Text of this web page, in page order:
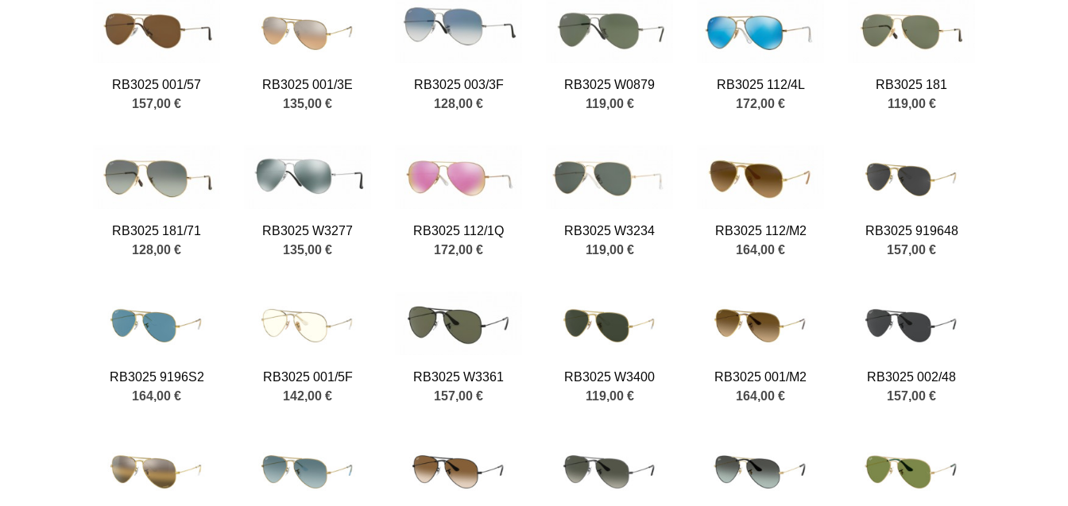
RB3025 001/57
157,00 €
RB3025 001/3E
135,00 €
RB3025 003/3F
128,00 €
RB3025 W0879
119,00 €
RB3025 112/4L
172,00 €
RB3025 181
119,00 €
RB3025 181/71
128,00 €
RB3025 W3277
135,00 €
RB3025 112/1Q
172,00 €
RB3025 W3234
119,00 €
RB3025 112/M2
164,00 €
RB3025 919648
157,00 €
RB3025 9196S2
164,00 €
RB3025 001/5F
142,00 €
RB3025 W3361
157,00 €
RB3025 W3400
119,00 €
RB3025 001/M2
164,00 €
RB3025 002/48
157,00 €